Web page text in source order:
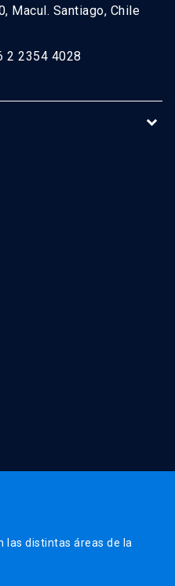
Macul. Santiago, Chile
2 2354 4028
las distintas áreas de la